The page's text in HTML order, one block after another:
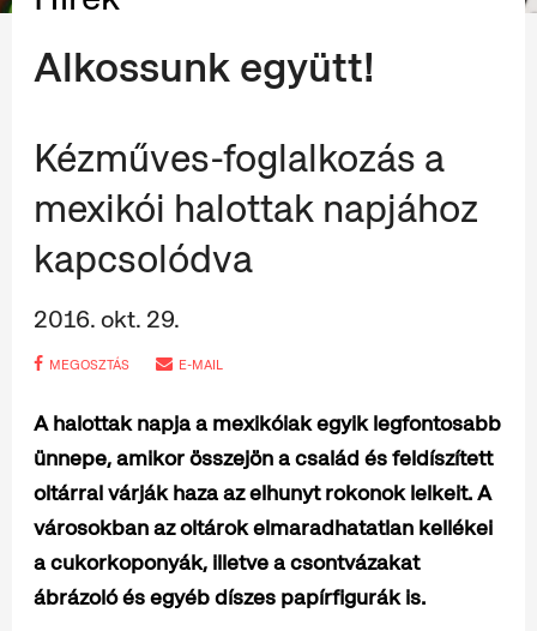
Alkossunk együtt!
Kézműves-foglalkozás a
mexikói halottak napjához
kapcsolódva
2016. okt. 29.
MEGOSZTÁS E-MAIL
A halottak napja a mexikóiak egyik legfontosabb
ünnepe, amikor összejön a család és feldíszített
oltárral várják haza az elhunyt rokonok lelkeit. A
városokban az oltárok elmaradhatatlan kellékei
a cukorkoponyák, illetve a csontvázakat
ábrázoló és egyéb díszes papírfigurák is.